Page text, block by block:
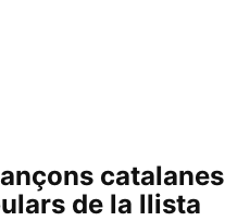
catalanes
de la llista